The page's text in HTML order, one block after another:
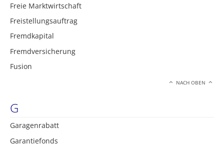
Freie Marktwirtschaft
Freistellungsauftrag
Fremdkapital
Fremdversicherung
Fusion
NACH OBEN
G
Garagenrabatt
Garantiefonds